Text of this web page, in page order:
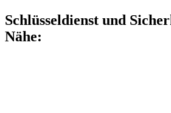
Schlüsseldienst und
Nähe: